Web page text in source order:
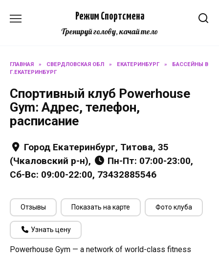
Режим Спортсмена
Тренируй голову, качай тело
ГЛАВНАЯ » СВЕРДЛОВСКАЯ ОБЛ » ЕКАТЕРИНБУРГ »
БАССЕЙНЫ В
Г.ЕКАТЕРИНБУРГ
Спортивный клуб Powerhouse
Gym: Адрес, телефон,
расписание
Город Екатеринбург, Титова, 35
(Чкаловский р-н),
Пн-Пт: 07:00-23:00,
Сб-Вс: 09:00-22:00, 73432885546
Отзывы Показать на карте Фото клуба
Узнать цену
Powerhouse Gym — a network of world-class fitness